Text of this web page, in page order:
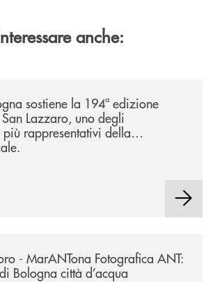
anche:
sostiene la 194ª edizione
Lazzaro, uno degli
rappresentativi della
- MarANTona Fotografica ANT:
Bologna città d’acqua